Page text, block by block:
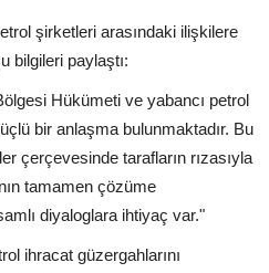
şirketleri arasındaki ilişkilere
bilgileri paylaştı:
Hükümeti ve yabancı petrol
bir anlaşma bulunmaktadır. Bu
çerçevesinde tarafların rızasıyla
tamamen çözüme
diyaloglara ihtiyaç var."
ihracat güzergahlarını